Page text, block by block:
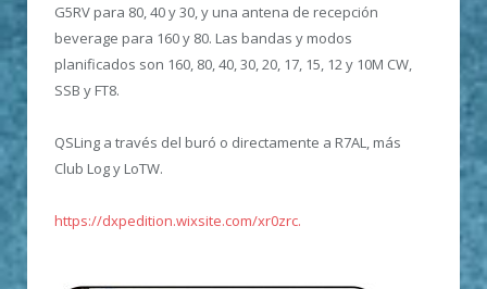
G5RV para 80, 40 y 30, y una antena de recepción
beverage para 160 y 80. Las bandas y modos
planificados son 160, 80, 40, 30, 20, 17, 15, 12 y 10M CW,
SSB y FT8.
QSLing a través del buró o directamente a R7AL, más
Club Log y LoTW.
https://dxpedition.wixsite.com/xr0zrc.